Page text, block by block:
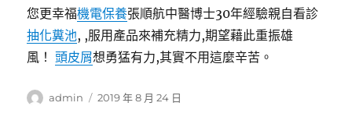
您更幸福機電保養張順航中醫博士30年經驗親自看診
抽化糞池, ,服用產品來補充精力,期望藉此重振雄
風！頭皮屑想勇猛有力,其實不用這麼辛苦。
作
admin
發
2019 年 8 月 24 日